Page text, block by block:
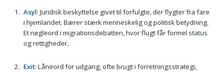
Asyl: Juridisk beskyttelse givet til forfulgte, der flygter fra fare
i hjemlandet. Bærer stærk menneskelig og politisk betydning.
Et nøgleord i migrationsdebatten, hvor flugt får formel status
og rettigheder.
Exit: Låneord for udgang, ofte brugt i forretningsstrategi,